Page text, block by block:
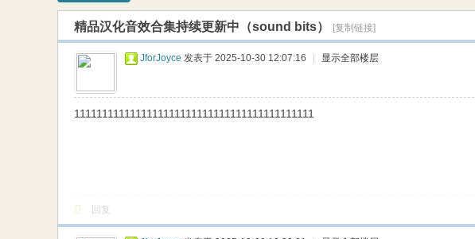
乐
精品汉化音效合集持续更新中（sound bits） [复制链接]
JforJoyce 发表于 2025-10-30 12:07:16 显示全部楼层
1111111111111111111111111111111111111111111
回复